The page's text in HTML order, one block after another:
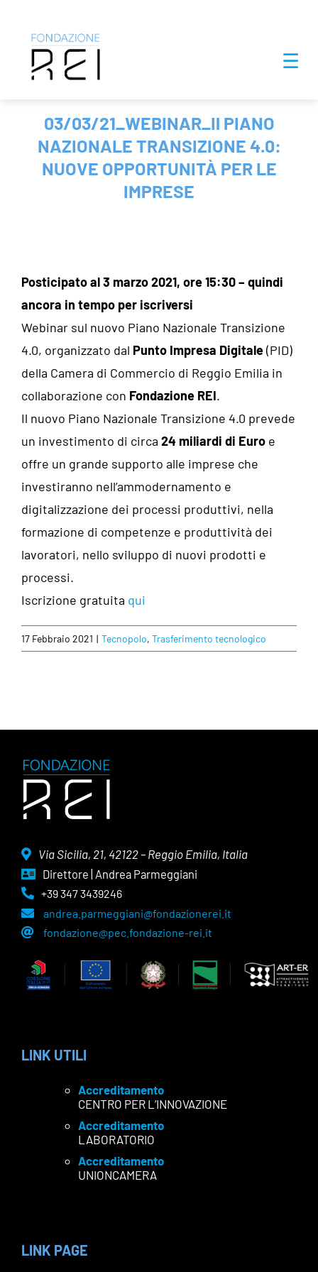
☰
03/03/21_WEBINAR_Il PIANO
NAZIONALE TRANSIZIONE 4.0:
NUOVE OPPORTUNITÀ PER LE
IMPRESE
Posticipato al 3 marzo 2021, ore 15:30 – quindi
ancora in tempo per iscriversi
Webinar sul nuovo Piano Nazionale Transizione
4.0, organizzato dal Punto Impresa Digitale(PID)
della Camera di Commercio di Reggio Emilia in
collaborazione con Fondazione REI.
Il nuovo Piano Nazionale Transizione 4.0 prevede
un investimento di circa 24 miliardi di Euro e
offre un grande supporto alle imprese che
investiranno nell’ammodernamento e
digitalizzazione dei processi produttivi, nella
formazione di competenze e produttività dei
lavoratori, nello sviluppo di nuovi prodotti e
processi.
Iscrizione gratuita qui
17 Febbraio 2021 | Tecnopolo, Trasferimento tecnologico
Via Sicilia, 21, 42122 – Reggio Emilia, Italia
Direttore | Andrea Parmeggiani
+39 347 3439246
andrea.parmeggiani@fondazionerei.it
fondazione@pec.fondazione-rei.it
LINK UTILI
Accreditamento
CENTRO PER L’INNOVAZIONE
Accreditamento
LABORATORIO
Accreditamento
UNIONCAMERA
LINK PAGE